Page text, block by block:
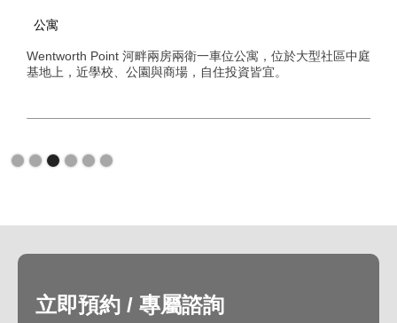
公寓
Wentworth Point 河畔兩房兩衛一車位公寓，位於大型社區中庭
基地上，近學校、公園與商場，自住投資皆宜。
Slide 3 of 6.
立即預約 / 專屬諮詢